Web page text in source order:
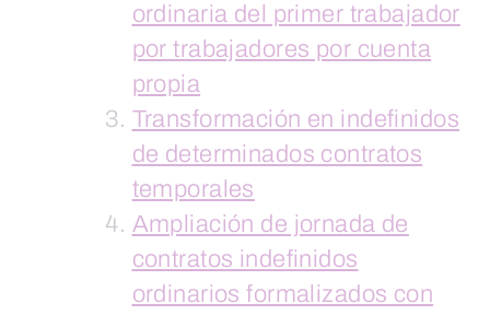
ordinaria del primer trabajador
por trabajadores por cuenta
propia
Transformación en indefinidos
de determinados contratos
temporales
Ampliación de jornada de
contratos indefinidos
ordinarios formalizados con